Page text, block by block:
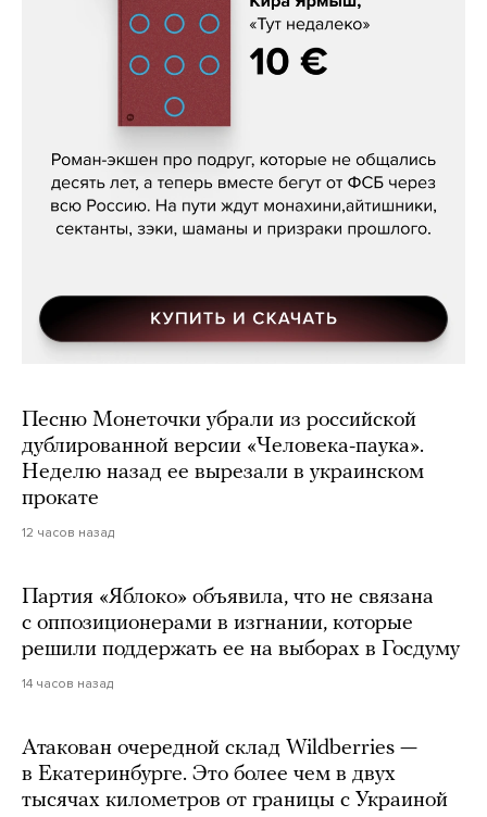
Кира Ярмыш, «Тут недалеко»
Песню Монеточки убрали из российской
дублированной версии «Человека-паука».
Неделю назад ее вырезали в украинском
прокате
12 часов назад
Партия «Яблоко» объявила, что не связана
с оппозиционерами в изгнании, которые
решили поддержать ее на выборах в Госдуму
14 часов назад
Атакован очередной склад Wildberries —
в Екатеринбурге. Это более чем в двух
тысячах километров от границы с Украиной